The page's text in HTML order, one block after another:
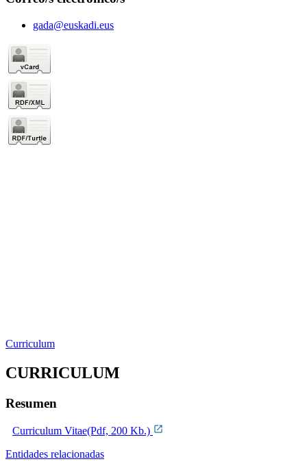
gada@euskadi.eus
Curriculum
CURRICULUM
Resumen
Curriculum Vitae(Pdf, 200 Kb.)
Entidades relacionadas